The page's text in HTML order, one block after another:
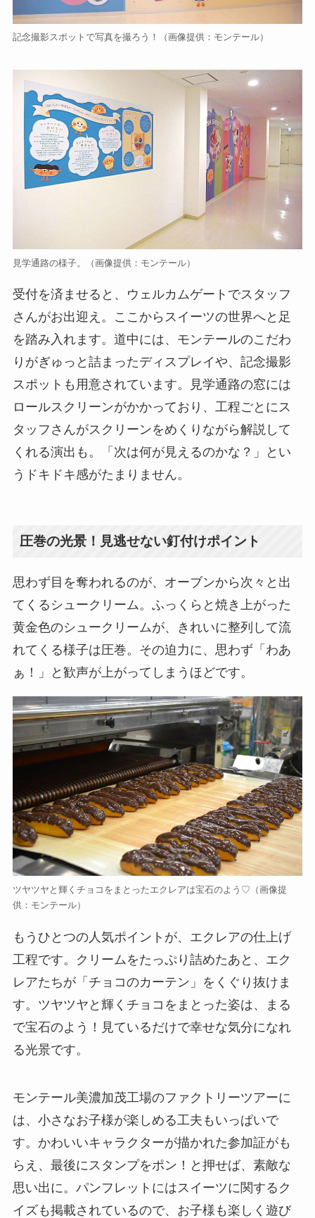
記念撮影スポットで写真を撮ろう！（画像提供：モンテール）
見学通路の様子。（画像提供：モンテール）
受付を済ませると、ウェルカムゲートでスタッフ
さんがお出迎え。ここからスイーツの世界へと足
を踏み入れます。道中には、モンテールのこだわ
りがぎゅっと詰まったディスプレイや、記念撮影
スポットも用意されています。見学通路の窓には
ロールスクリーンがかかっており、工程ごとにス
タッフさんがスクリーンをめくりながら解説して
くれる演出も。「次は何が見えるのかな？」とい
うドキドキ感がたまりません。
圧巻の光景！見逃せない釘付けポイント
思わず目を奪われるのが、オーブンから次々と出
てくるシュークリーム。ふっくらと焼き上がった
黄金色のシュークリームが、きれいに整列して流
れてくる様子は圧巻。その迫力に、思わず「わあ
ぁ！」と歓声が上がってしまうほどです。
ツヤツヤと輝くチョコをまとったエクレアは宝石のよう♡（画像提
供：モンテール）
もうひとつの人気ポイントが、エクレアの仕上げ
工程です。クリームをたっぷり詰めたあと、エク
レアたちが「チョコのカーテン」をくぐり抜けま
す。ツヤツヤと輝くチョコをまとった姿は、まる
で宝石のよう！見ているだけで幸せな気分になれ
る光景です。
モンテール美濃加茂工場のファクトリーツアーに
は、小さなお子様が楽しめる工夫もいっぱいで
す。かわいいキャラクターが描かれた参加証がも
らえ、最後にスタンプをポン！と押せば、素敵な
思い出に。パンフレットにはスイーツに関するク
イズも掲載されているので、お子様も楽しく遊び